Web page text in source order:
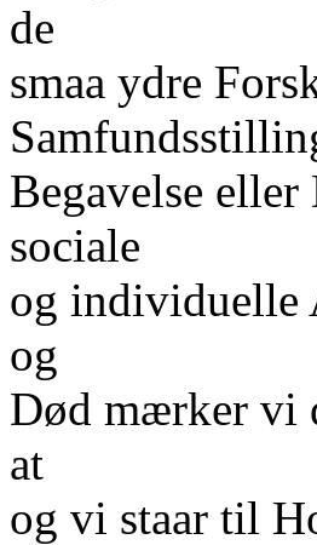
de
smaa ydre
Begavelse eller
sociale
og individuelle
og
Død mærker vi
at
og vi staar til